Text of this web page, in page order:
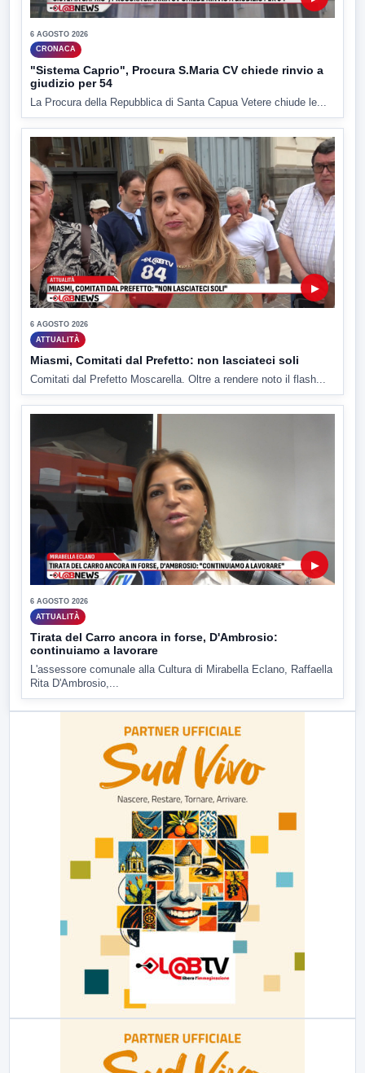
6 AGOSTO 2026
CRONACA
"Sistema Caprio", Procura S.Maria CV chiede rinvio a
giudizio per 54
La Procura della Repubblica di Santa Capua Vetere chiude le...
▶
6 AGOSTO 2026
ATTUALITÀ
Miasmi, Comitati dal Prefetto: non lasciateci soli
Comitati dal Prefetto Moscarella. Oltre a rendere noto il flash...
▶
6 AGOSTO 2026
ATTUALITÀ
Tirata del Carro ancora in forse, D'Ambrosio:
continuiamo a lavorare
L'assessore comunale alla Cultura di Mirabella Eclano, Raffaella
Rita D'Ambrosio,...